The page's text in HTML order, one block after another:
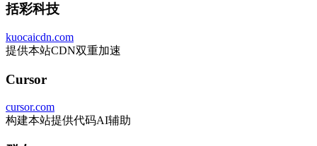
括彩科技
kuocaicdn.com
提供本站CDN双重加速
Cursor
cursor.com
构建本站提供代码AI辅助